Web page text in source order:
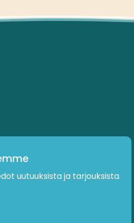
uutuuksista ja tarjouksista.